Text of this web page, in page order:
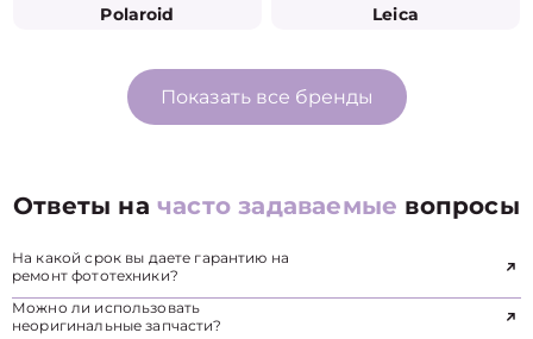
Polaroid Leica
Показать все бренды
Ответы начасто задаваемые вопросы
На какой срок вы даете гарантию на
ремонт фототехники?
Можно ли использовать
неоригинальные запчасти?